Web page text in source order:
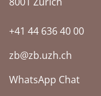
+41 44 636 40 00
zb@zb.uzh.ch
WhatsApp Chat